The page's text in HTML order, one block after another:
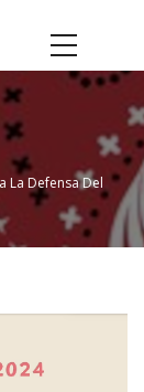
La Defensa Del